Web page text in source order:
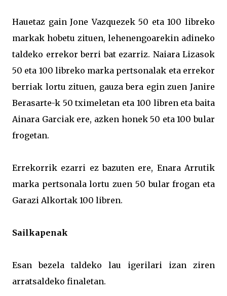
Hauetaz gain Jone Vazquezek 50 eta 100 libreko
markak hobetu zituen, lehenengoarekin adineko
taldeko errekor berri bat ezarriz. Naiara Lizasok
50 eta 100 libreko marka pertsonalak eta errekor
berriak lortu zituen, gauza bera egin zuen Janire
Berasarte-k 50 tximeletan eta 100 libren eta baita
Ainara Garciak ere, azken honek 50 eta 100 bular
frogetan.
Errekorrik ezarri ez bazuten ere, Enara Arrutik
marka pertsonala lortu zuen 50 bular frogan eta
Garazi Alkortak 100 libren.
Sailkapenak
Esan bezela taldeko lau igerilari izan ziren
arratsaldeko finaletan.